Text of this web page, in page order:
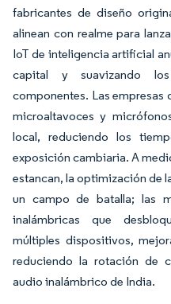
fabricantes de diseño
alinean con realme para
IoT de inteligencia artificial
capital y suavizando
componentes. Las empresas
microaltavoces y
local, reduciendo los
exposición cambiaria. A
estancan, la optimización de
un campo de batalla; las
inalámbricas que
múltiples dispositivos,
reduciendo la rotación de
audio inalámbrico de India.